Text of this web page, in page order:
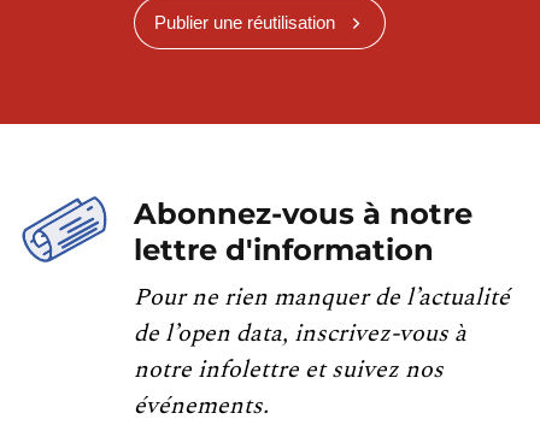
Publier une réutilisation
Abonnez-vous à notre
lettre d'information
Pour ne rien manquer de l’actualité
de l’open data, inscrivez-vous à
notre infolettre et suivez nos
événements.